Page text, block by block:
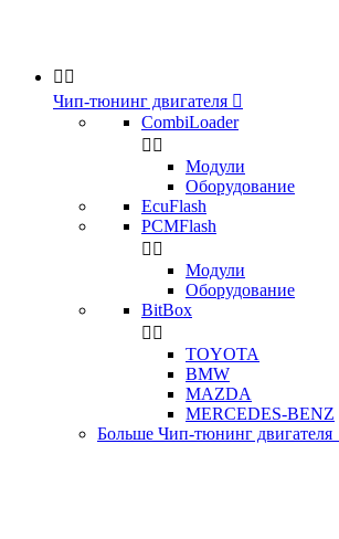
 
Чип-тюнинг двигателя 
CombiLoader
 
Модули
Оборудование
EcuFlash
PCMFlash
 
Модули
Оборудование
BitBox
 
TOYOTA
BMW
MAZDA
MERCEDES-BENZ
Больше Чип-тюнинг двигателя